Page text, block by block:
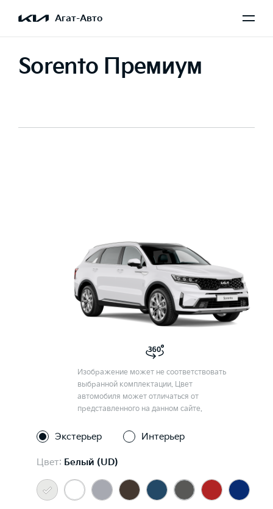
Агат-Авто
Sorento Премиум
Изображение может не соответствовать
выбранной комплектации. Цвет
автомобиля может отличаться от
представленного на данном сайте.
Экстерьер Интерьер
Цвет: Белый (UD)